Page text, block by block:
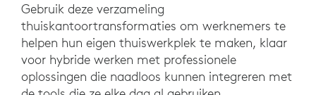
Gebruik deze verzameling
thuiskantoortransformaties om werknemers te
helpen hun eigen thuiswerkplek te maken, klaar
voor hybride werken met professionele
oplossingen die naadloos kunnen integreren met